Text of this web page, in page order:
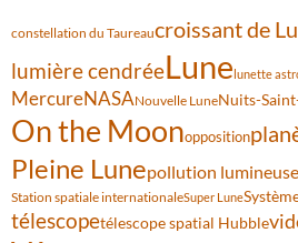
constellation du Taureaucroissant de
lumière cendréeLune lunette
MercureNASANouvelle LuneNuits-
On the Moonopposition
Pleine Lunepollution lumineuse
Station spatiale internationaleSuper Lune
télescopetélescope spatial Hubble